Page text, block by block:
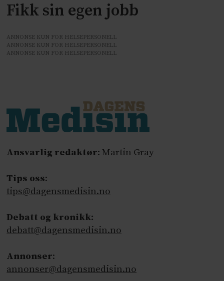
Fikk sin egen jobb
ANNONSE KUN FOR HELSEPERSONELL
ANNONSE KUN FOR HELSEPERSONELL
ANNONSE KUN FOR HELSEPERSONELL
Ansvarlig redaktør: Martin Gray
Tips oss:
tips@dagensmedisin.no
Debatt og kronikk:
debatt@dagensmedisin.no
Annonser:
annonser@dagensmedisin.no